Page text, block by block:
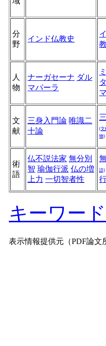
分
野
インド仏教史
教
人
物
ナーガセーナ ダル
マパーラ
文
献
三身入門論 唯識二
十論
(文
物)
術
語
仏不説法家 無分別
智 瑜伽行派 仏の増
上力 一切智者性
語)
キーワー
表示情報提供元（PDF論文